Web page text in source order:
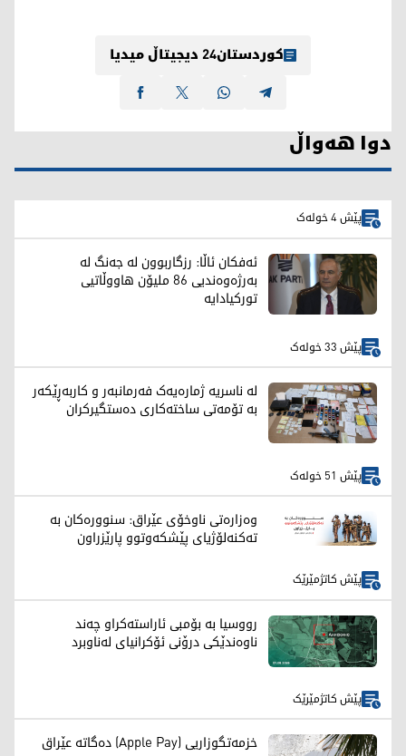
کوردستان24 دیجیتاڵ میدیا
دوا هەواڵ
پێش 4 خولەک
ئەفکان ئاڵا: رزگاربوون لە جەنگ لە
بەرژەوەندیی 86 ملیۆن هاووڵاتیی
تورکیادایە
پێش 33 خولەک
لە ناسریە ژمارەیەک فەرمانبەر و کاربەڕێکەر
بە تۆمەتی ساختەکاری دەستگیرکران
پێش 51 خولەک
وەزارەتی ناوخۆی عێراق: سنوورەکان بە
تەکنەلۆژیای پێشکەوتوو پارێزراون
پێش کاتژمێرێک
رووسیا بە بۆمبی ئاراستەکراو چەند
ناوەندێکی درۆنی ئۆکرانیای لەناوبرد
پێش کاتژمێرێک
خزمەتگوزاریی (Apple Pay) دەگاتە عێراق